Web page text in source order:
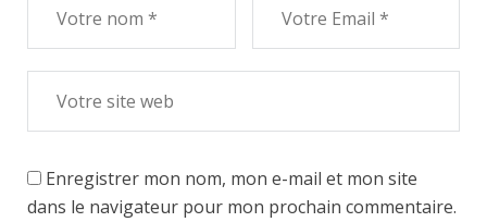
Enregistrer mon nom, mon e-mail et mon site
dans le navigateur pour mon prochain commentaire.